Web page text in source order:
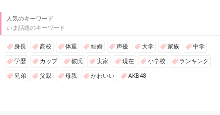
人気のキーワード
いま話題のキーワード
身長 高校 体重 結婚 声優 大学 家族 中学
学歴 カップ 彼氏 実家 現在 小学校 ランキング
兄弟 父親 母親 かわいい AKB48